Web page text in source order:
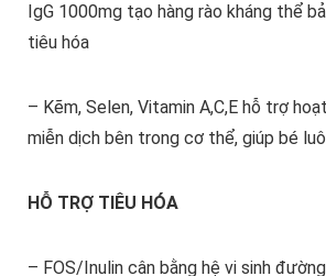
IgG 1000mg tạo hàng rào kháng thể
tiêu hóa
– Kẽm, Selen, Vitamin A,C,E hỗ trợ
miễn dịch bên trong cơ thể, giúp bé
HỖ TRỢ TIÊU HÓA
– FOS/Inulin cân bằng hệ vi sinh